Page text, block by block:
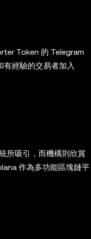
Token 的 Telegram
經驗的交易者加入
所吸引，而機構則欣賞
作為多功能區塊鏈平